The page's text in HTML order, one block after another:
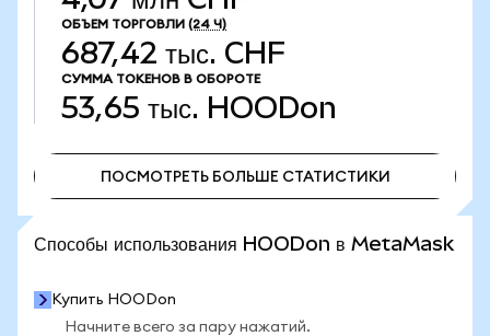
ОБЪЕМ ТОРГОВЛИ (24 Ч)
687,42 тыс. CHF
СУММА ТОКЕНОВ В ОБОРОТЕ
53,65 тыс. HOODon
ПОСМОТРЕТЬ БОЛЬШЕ СТАТИСТИКИ
Способы использования HOODon в MetaMask
Купить HOODon
Начните всего за пару нажатий.